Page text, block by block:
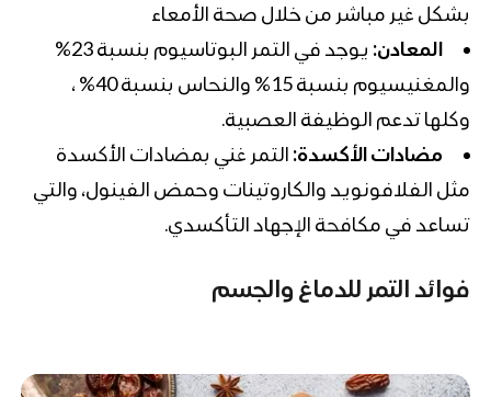
بشكل غير مباشر من خلال صحة الأمعاء
المعادن:
يوجد في التمر البوتاسيوم بنسبة 23%
والمغنيسيوم بنسبة 15% والنحاس بنسبة 40% ،
وكلها تدعم الوظيفة العصبية.
مضادات الأكسدة: التمر غني بمضادات الأكسدة
مثل الفلافونويد والكاروتينات وحمض الفينول، والتي
تساعد في مكافحة الإجهاد التأكسدي.
فوائد التمر للدماغ والجسم